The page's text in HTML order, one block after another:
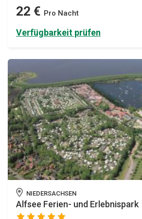
22 € Pro Nacht
Verfügbarkeit prüfen
NIEDERSACHSEN
Alfsee Ferien- und Erlebnispark